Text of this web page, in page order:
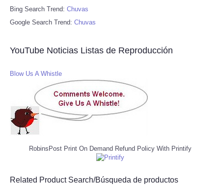
Bing Search Trend: Chuvas
Google Search Trend: Chuvas
YouTube Noticias Listas de Reproducción
Blow Us A Whistle
RobinsPost Print On Demand Refund Policy With Printify
Related Product Search/Búsqueda de productos